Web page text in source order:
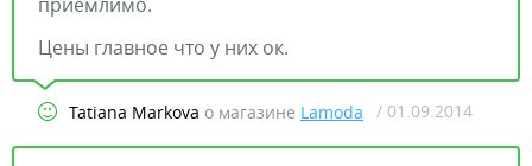
Цены главное что у них ок.
Tatiana Markova о магазине Lamoda / 01.09.2014